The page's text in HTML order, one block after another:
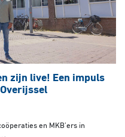
zijn live! Een impuls
en MKB’ers in